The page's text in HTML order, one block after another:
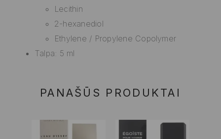
Lecithin
2-hexanediol
Ethylene / Propylene Copolymer
Talpa: 5 ml
PANAŠŪS PRODUKTAI